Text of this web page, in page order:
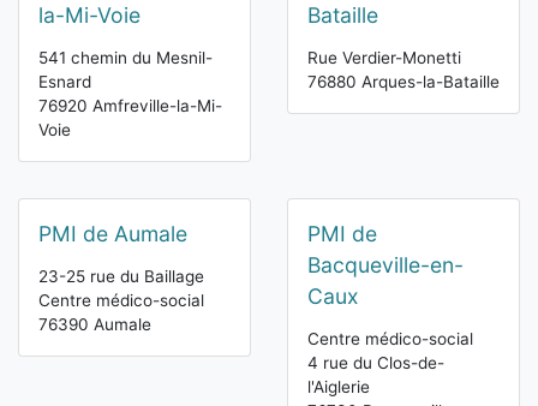
la-Mi-Voie
541 chemin du Mesnil-
Esnard
76920 Amfreville-la-Mi-
Voie
Bataille
Rue Verdier-Monetti
76880 Arques-la-Bataille
PMI de Aumale
23-25 rue du Baillage
Centre médico-social
76390 Aumale
PMI de
Bacqueville-en-
Caux
Centre médico-social
4 rue du Clos-de-
l'Aiglerie